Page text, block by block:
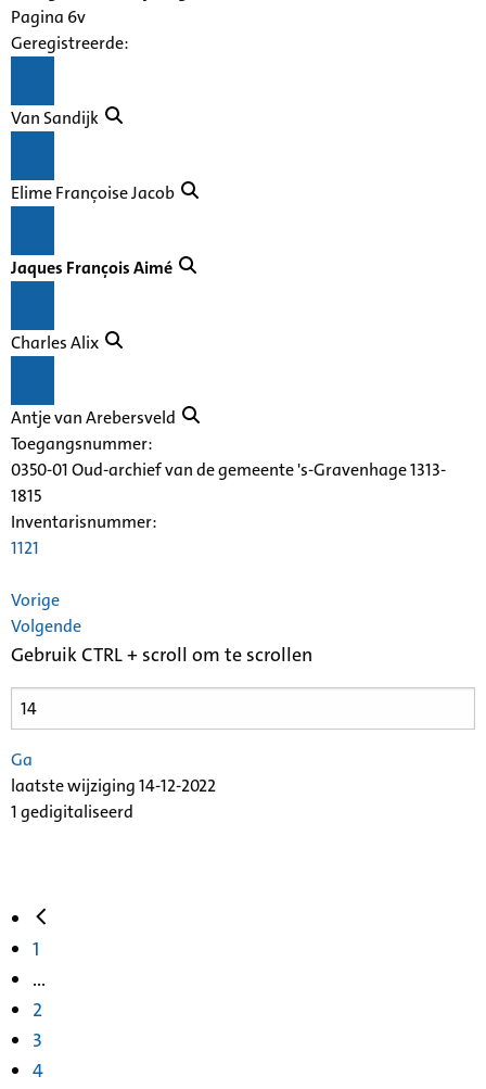
Pagina 6v
Geregistreerde:
Van Sandijk
Elime Françoise Jacob
Jaques François Aimé
Charles Alix
Antje van Arebersveld
Toegangsnummer:
0350-01 Oud-archief van de gemeente 's-Gravenhage 1313-
1815
Inventarisnummer:
1121
Vorige
Volgende
Gebruik CTRL + scroll om te scrollen
Ga
laatste wijziging 14-12-2022
1 gedigitaliseerd
1
...
2
3
4